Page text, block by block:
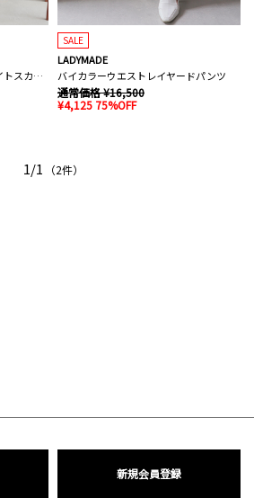
ワークポケットバイカラータイトスカート
SALE
LADYMADE
バイカラーウエストレイヤードパンツ
通常価格 ¥16,500
¥4,125 75%OFF
1/1 （2件）
新規会員登録